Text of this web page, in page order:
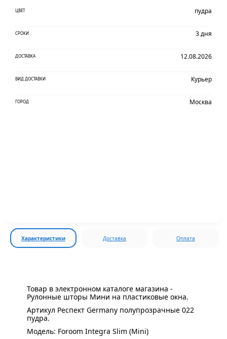
ЦВЕТ пудра
СРОКИ 3 дня
ДОСТАВКА 12.08.2026
ВИД ДОСТАВКИ Курьер
ГОРОД Москва
Характеристики Доставка Оплата
Товар в электронном каталоге магазина -
Рулонные шторы Мини на пластиковые окна.
Артикул Респект Germany полупрозрачные 022
пудра.
Модель: Foroom Integra Slim (Mini)